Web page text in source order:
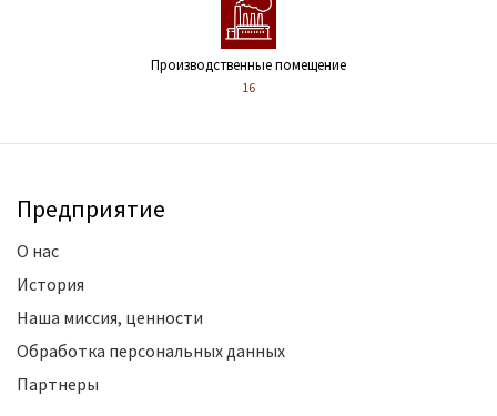
Производственные помещение
16
Предприятие
О нас
История
Наша миссия, ценности
Обработка персональных данных
Партнеры